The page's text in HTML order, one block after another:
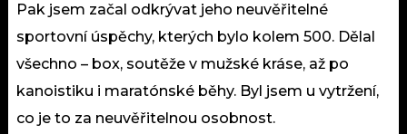
Pak jsem začal odkrývat jeho neuvěřitelné
sportovní úspěchy, kterých bylo kolem 500. Dělal
všechno – box, soutěže v mužské kráse, až po
kanoistiku i maratónské běhy. Byl jsem u vytržení,
co je to za neuvěřitelnou osobnost.